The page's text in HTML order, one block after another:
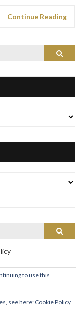
Continue Reading
Search
Search
to use this
see here: Cookie Policy